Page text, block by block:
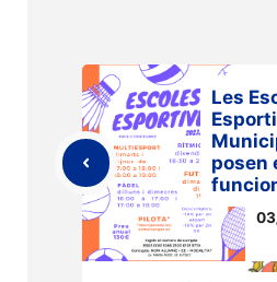
Les
posen